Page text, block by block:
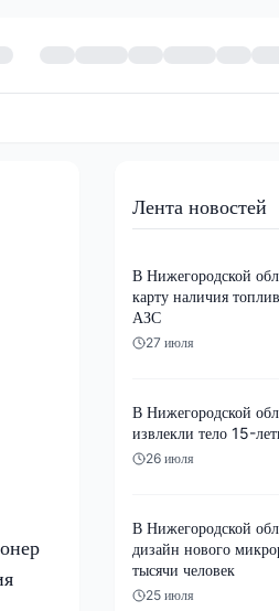
Лента новостей
В Нижегородской
карту наличия
АЗС
27 июля
В Нижегородской
извлекли тело 15-
26 июля
В Нижегородской
дизайн нового
тысячи человек
25 июля